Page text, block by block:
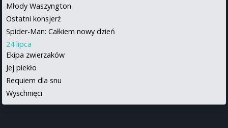
Młody Waszyngton
Ostatni konsjerż
Spider-Man: Całkiem nowy dzień
24 lipca
Ekipa zwierzaków
Jej piekło
Requiem dla snu
Wyschnięci